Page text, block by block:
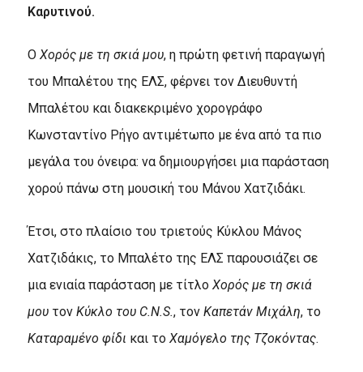
Καρυτινού.
Ο Χορός με τη σκιά μου, η πρώτη φετινή παραγωγή
του Μπαλέτου της ΕΛΣ, φέρνει τον Διευθυντή
Μπαλέτου και διακεκριμένο χορογράφο
Κωνσταντίνο Ρήγο αντιμέτωπο με ένα από τα πιο
μεγάλα του όνειρα: να δημιουργήσει μια παράσταση
χορού πάνω στη μουσική του Μάνου Χατζιδάκι.
Έτσι, στο πλαίσιο του τριετούς Κύκλου Μάνος
Χατζιδάκις, το Μπαλέτο της ΕΛΣ παρουσιάζει σε
μια ενιαία παράσταση με τίτλο Χορός με τη σκιά
μουτον Κύκλο του C.N.S., τον Καπετάν Μιχάλη, το
Καταραμένο φίδι και το Χαμόγελο της Τζοκόντας.